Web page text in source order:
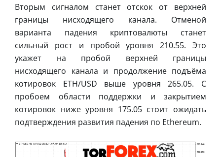
Вторым сигналом станет отскок от верхней
границы нисходящего канала. Отменой
варианта падения криптовалюты станет
сильный рост и пробой уровня 210.55. Это
укажет на пробой верхней границы
нисходящего канала и продолжение подъёма
котировок ETH/USD выше уровня 265.05. С
пробоем области поддержки и закрытием
котировок ниже уровня 175.05 стоит ожидать
подтверждения развития падения по Ethereum.